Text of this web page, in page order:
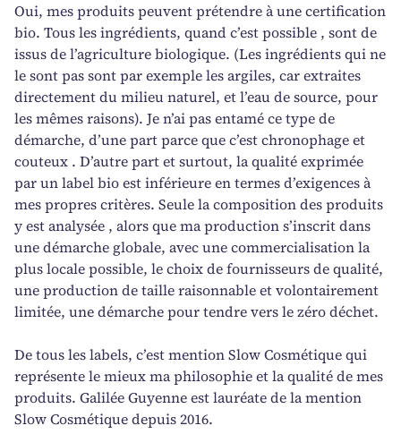
Oui, mes produits peuvent prétendre à une certification
bio. Tous les ingrédients, quand c’est possible , sont de
issus de l’agriculture biologique. (Les ingrédients qui ne
le sont pas sont par exemple les argiles, car extraites
directement du milieu naturel, et l’eau de source, pour
les mêmes raisons). Je n’ai pas entamé ce type de
démarche, d’une part parce que c’est chronophage et
couteux . D’autre part et surtout, la qualité exprimée
par un label bio est inférieure en termes d’exigences à
mes propres critères. Seule la composition des produits
y est analysée , alors que ma production s’inscrit dans
une démarche globale, avec une commercialisation la
plus locale possible, le choix de fournisseurs de qualité,
une production de taille raisonnable et volontairement
limitée, une démarche pour tendre vers le zéro déchet.
De tous les labels, c’est mention Slow Cosmétique qui
représente le mieux ma philosophie et la qualité de mes
produits. Galilée Guyenne est lauréate de la mention
Slow Cosmétique depuis 2016.